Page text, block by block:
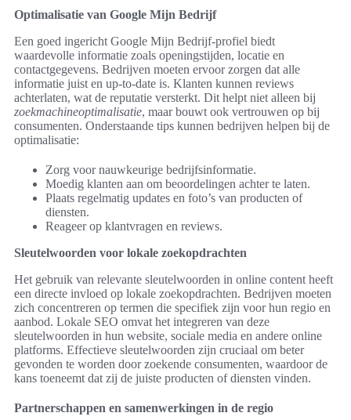
Optimalisatie van Google Mijn Bedrijf
Een goed ingericht Google Mijn Bedrijf-profiel biedt
waardevolle informatie zoals openingstijden, locatie en
contactgegevens. Bedrijven moeten ervoor zorgen dat alle
informatie juist en up-to-date is. Klanten kunnen reviews
achterlaten, wat de reputatie versterkt. Dit helpt niet alleen bij
zoekmachineoptimalisatie, maar bouwt ook vertrouwen op bij
consumenten. Onderstaande tips kunnen bedrijven helpen bij de
optimalisatie:
Zorg voor nauwkeurige bedrijfsinformatie.
Moedig klanten aan om beoordelingen achter te laten.
Plaats regelmatig updates en foto’s van producten of
diensten.
Reageer op klantvragen en reviews.
Sleutelwoorden voor lokale zoekopdrachten
Het gebruik van relevante sleutelwoorden in online content heeft
een directe invloed op lokale zoekopdrachten. Bedrijven moeten
zich concentreren op termen die specifiek zijn voor hun regio en
aanbod. Lokale SEO omvat het integreren van deze
sleutelwoorden in hun website, sociale media en andere online
platforms. Effectieve sleutelwoorden zijn cruciaal om beter
gevonden te worden door zoekende consumenten, waardoor de
kans toeneemt dat zij de juiste producten of diensten vinden.
Partnerschappen en samenwerkingen in de regio